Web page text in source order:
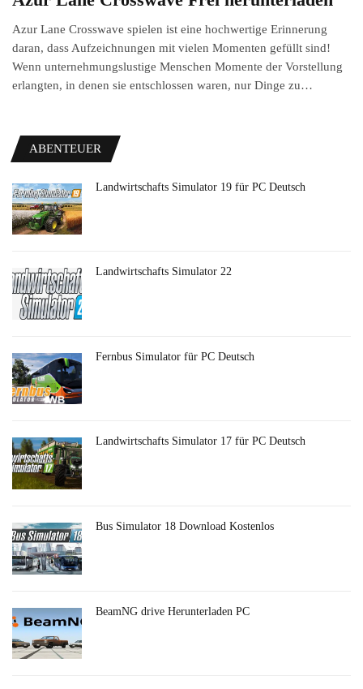
Azur Lane Crosswave spielen ist eine hochwertige Erinnerung
daran, dass Aufzeichnungen mit vielen Momenten gefüllt sind!
Wenn unternehmungslustige Menschen Momente der Vorstellung
erlangten, in denen sie entschlossen waren, nur Dinge zu…
ABENTEUER
Landwirtschafts Simulator 19 für PC Deutsch
Landwirtschafts Simulator 22
Fernbus Simulator für PC Deutsch
Landwirtschafts Simulator 17 für PC Deutsch
Bus Simulator 18 Download Kostenlos
BeamNG drive Herunterladen PC